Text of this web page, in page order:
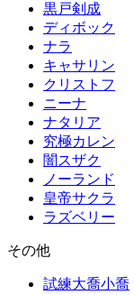
黒戸剣成
ディボック
ナラ
キャサリン
クリストフ
ニーナ
ナタリア
究極カレン
闇スザク
ノーランド
皇帝サクラ
ラズベリー
その他
試練大喬小喬